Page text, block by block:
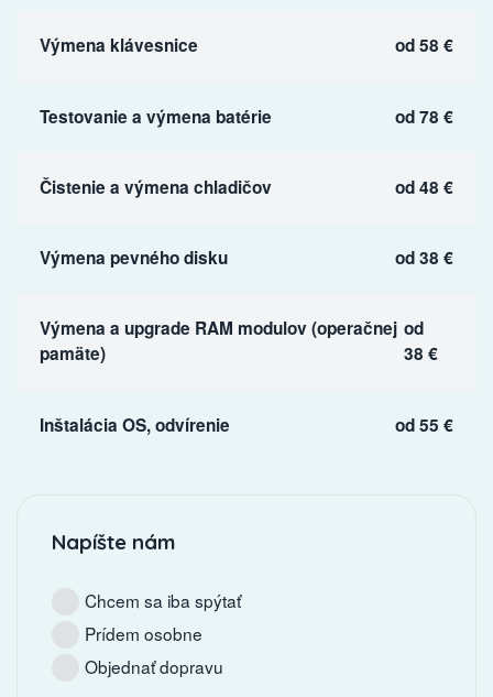
Výmena klávesnice od 58 €
Testovanie a výmena batérie od 78 €
Čistenie a výmena chladičov od 48 €
Výmena pevného disku od 38 €
Výmena a upgrade RAM modulov (operačnej
pamäte)
od
38 €
Inštalácia OS, odvírenie od 55 €
Napíšte nám
Chcem sa iba spýtať
Prídem osobne
Objednať dopravu